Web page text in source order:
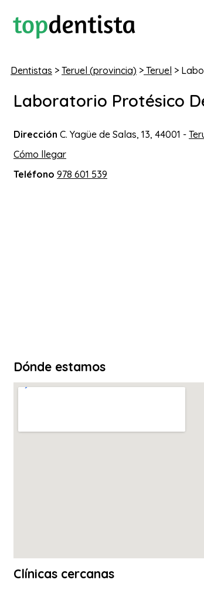
Dentistas > Teruel (provincia) > Teruel >
Laboratorio Protésico
Dirección C. Yagüe de Salas, 13, 44001 -
Cómo llegar
Teléfono 978 601 539
Dónde estamos
Clínicas cercanas